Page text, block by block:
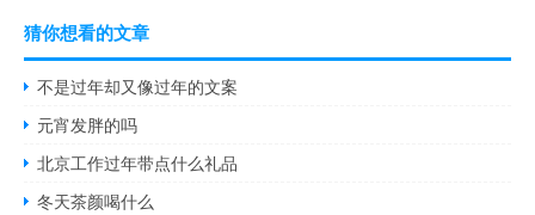
猜你想看的文章
不是过年却又像过年的文案
元宵发胖的吗
北京工作过年带点什么礼品
冬天茶颜喝什么